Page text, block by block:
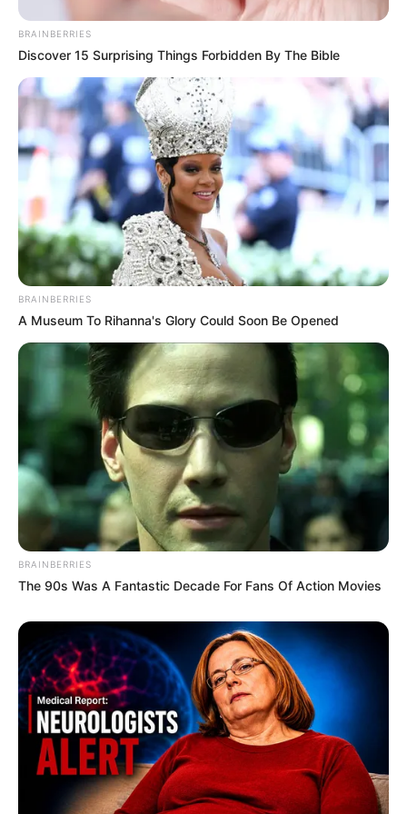
őket? Itt hagyni őket?
Jack megdermedt, a bűntudat és a félelem
keveredett az arcán.
– Ha te haza akarod hozni őket… rendben –
suttogta alig hallhatóan. – De én nem leszek ott.
Sajnálom, Emily.
Bámultam rá, próbáltam feldolgozni a szavait, de
csak a sokkot éreztem.
– Tényleg komolyan gondolod, ugye? – A hangom
megremegett. – Elhagynád a saját lányaidat egy
ostoba mese miatt, amit az anyád hallott?
Jack nem szólt semmit. Csak lehajtotta a fejét, a
vállai meggörnyedtek.
Reszketeg lélegzetet vettem, próbáltam
összeszedni magam.
–, ne gyere vissza. Nem engedem, hogy ezt tedd a
lányainkkal.
Egy pillanatig rám nézett, az arca gyötrődött, de
aztán megfordult, és elindult az ajtó felé.
– Sajnálom, Em – mondta halkan, majd kilépett a
folyosóra. A léptei visszhangzottak a kórház
BRAINBERRIES
Discover 15 Surprising Things Forbidden By The Bible
BRAINBERRIES
A Museum To Rihanna's Glory Could Soon Be Opened
BRAINBERRIES
The 90s Was A Fantastic Decade For Fans Of Action Movies